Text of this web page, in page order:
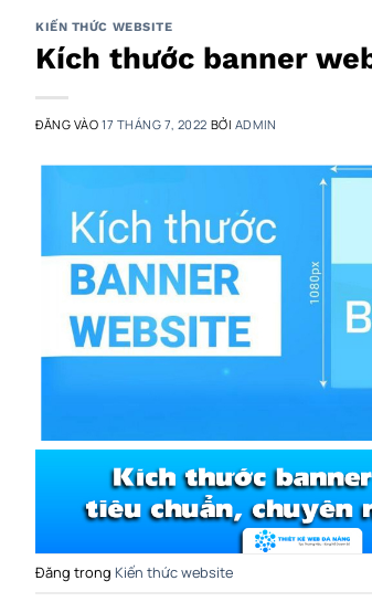
KIẾN THỨC WEBSITE
Kích thước banner
ĐĂNG VÀO17 THÁNG 7, 2022 BỞI ADMIN
Đăng trong Kiến thức website